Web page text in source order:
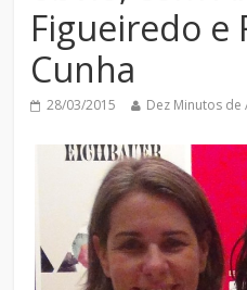
Figueiredo e
Cunha
28/03/2015 Dez Minutos de